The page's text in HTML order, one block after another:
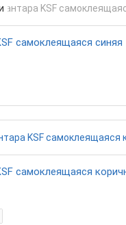
самоклеящаяся синяя
самоклеящаяся